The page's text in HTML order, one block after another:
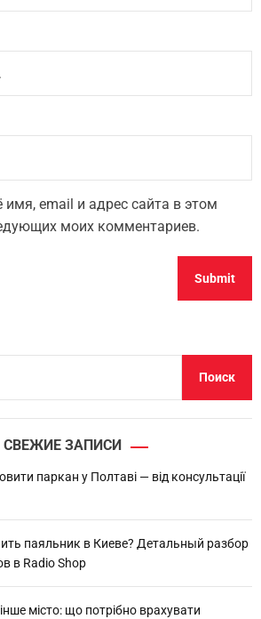
имя, email и адрес сайта в этом
моих комментариев.
СВЕЖИЕ ЗАПИСИ
паркан у Полтаві — від консультації
паяльник в Киеве? Детальный разбор
в Radio Shop
місто: що потрібно врахувати